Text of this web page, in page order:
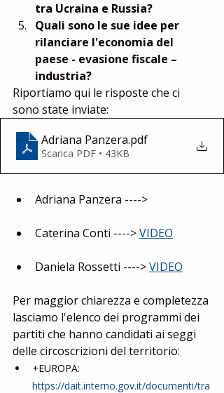
tra Ucraina e Russia?
Quali sono le sue idee per
rilanciare l'economia del
paese - evasione fiscale –
industria?
Riportiamo qui le risposte che ci
sono state inviate:
Adriana Panzera.pdf
Scarica PDF • 43KB
Adriana Panzera ---->
Caterina Conti ----> VIDEO
Daniela Rossetti ----> VIDEO
Per maggior chiarezza e completezza
lasciamo l'elenco dei programmi dei
partiti che hanno candidati ai seggi
delle circoscrizioni del territorio:
+EUROPA:
https://dait.interno.gov.it/documenti/tra